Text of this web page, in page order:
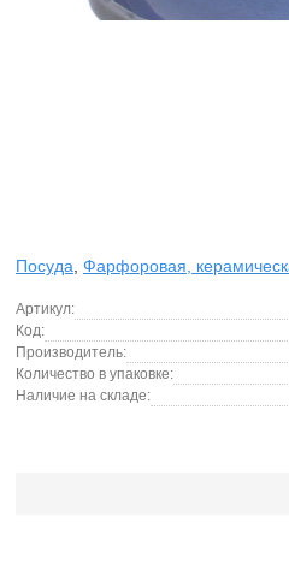
Посуда Фарфоровая,
Артикул:
Код:
Производитель:
Количество в упаковке:
Наличие на складе: